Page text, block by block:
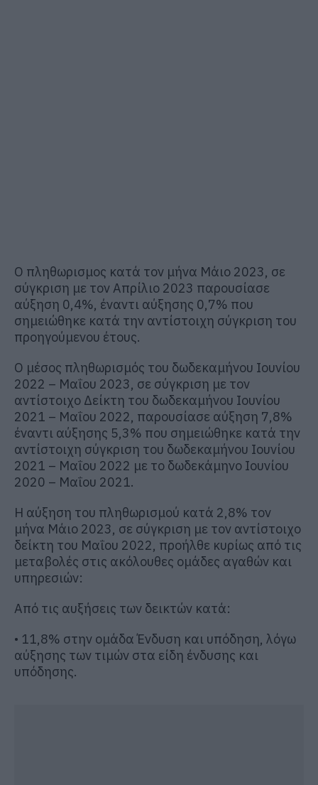
Ο πληθωρισμος κατά τον μήνα Μάιο 2023, σε
σύγκριση με τον Απρίλιο 2023 παρουσίασε
αύξηση 0,4%, έναντι αύξησης 0,7% που
σημειώθηκε κατά την αντίστοιχη σύγκριση του
προηγούμενου έτους.
Ο μέσος πληθωρισμός του δωδεκαμήνου Ιουνίου
2022 – Μαΐου 2023, σε σύγκριση με τον
αντίστοιχο Δείκτη του δωδεκαμήνου Ιουνίου
2021 – Μαΐου 2022, παρουσίασε αύξηση 7,8%
έναντι αύξησης 5,3% που σημειώθηκε κατά την
αντίστοιχη σύγκριση του δωδεκαμήνου Ιουνίου
2021 – Μαΐου 2022 με το δωδεκάμηνο Ιουνίου
2020 – Μαΐου 2021.
Η αύξηση του πληθωρισμού κατά 2,8% τον
μήνα Μάιο 2023, σε σύγκριση με τον αντίστοιχο
δείκτη του Μαΐου 2022, προήλθε κυρίως από τις
μεταβολές στις ακόλουθες ομάδες αγαθών και
υπηρεσιών:
Από τις αυξήσεις των δεικτών κατά:
• 11,8% στην ομάδα Ένδυση και υπόδηση, λόγω
αύξησης των τιμών στα είδη ένδυσης και
υπόδησης.